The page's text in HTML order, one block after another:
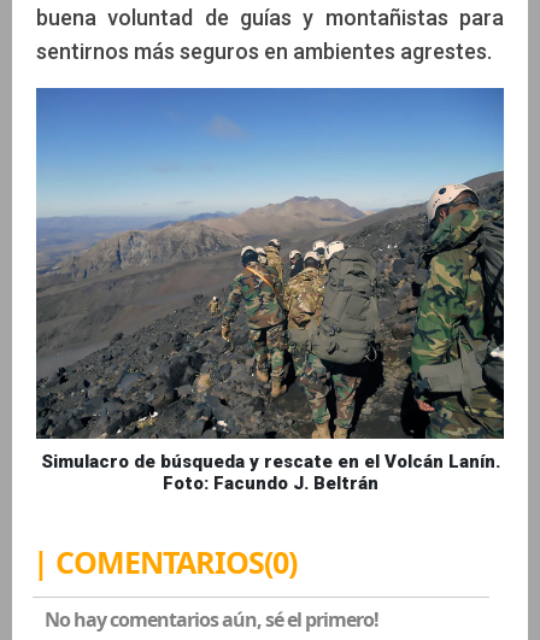
buena voluntad de guías y montañistas para
sentirnos más seguros en ambientes agrestes.
Simulacro de búsqueda y rescate en el Volcán Lanín.
Foto: Facundo J. Beltrán
| COMENTARIOS(0)
No hay comentarios aún, sé el primero!